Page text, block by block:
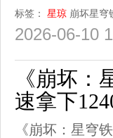
标签： 星琼 崩坏星穹
2026-06-10
《崩坏
速拿下
《崩坏：星穹